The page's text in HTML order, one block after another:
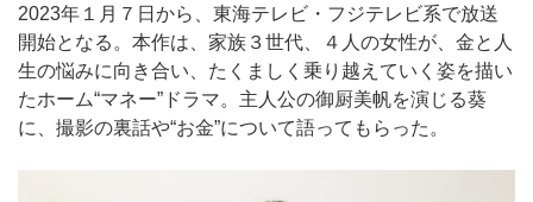
2023年１月７日から、東海テレビ・フジテレビ系で放送
開始となる。本作は、家族３世代、４人の女性が、金と人
生の悩みに向き合い、たくましく乗り越えていく姿を描い
たホーム“マネー”ドラマ。主人公の御厨美帆を演じる葵
に、撮影の裏話や“お金”について語ってもらった。